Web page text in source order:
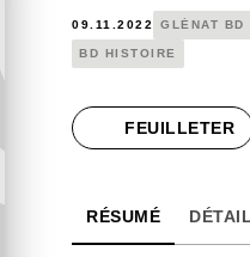
09.11.2022 GLÉNAT BD
BD HISTOIRE
FEUILLETER
RÉSUMÉ